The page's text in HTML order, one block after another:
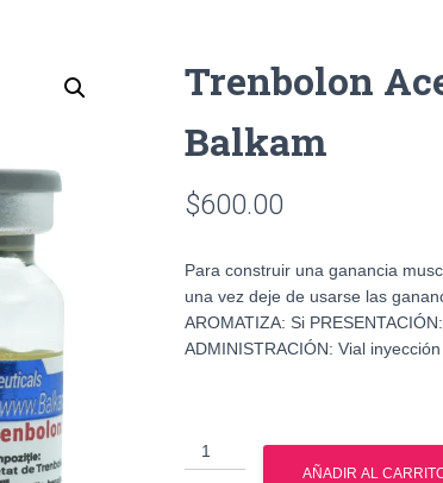
Trenbolon
Balkam
$600.00
Para construir una ganancia
una vez deje de usarse las
AROMATIZA: Si
ADMINISTRACIÓN: Vial inyección
Trenbolon
Acetate
AÑADIR AL